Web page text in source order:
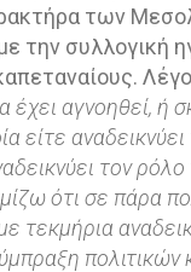
των
την συλλογική
έχει αγνοηθεί, ή
είτε
τον
ότι σε πάρα
τεκμήρια
πολιτικών